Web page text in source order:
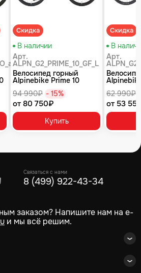
Скидка
В наличии
Арт.
ALPN_G2_PRIME_10_GF_L
Велосипед горный
Alpinebike Prime 10
94 990₽ - 15%
от 80 750₽
Купить
Скидка
В
Арт.
62 990₽
от 53
Связаться с нами
8 (499) 922-43-34
заказом? Напишите нам на e-
и мы всё решим.